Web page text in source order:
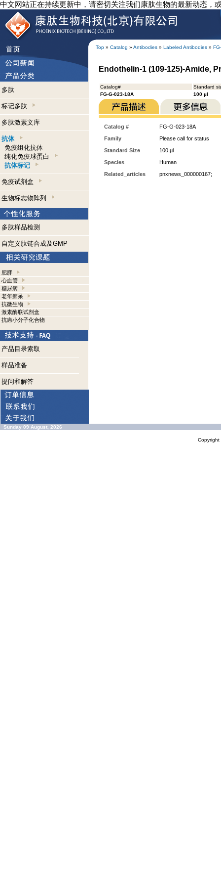
中文网站正在持续更新中，请密切关注我们康肽生物的最新动态，
Top » Catalog » Antibodies » Labeled Antibodies »
多肽
标记多肽
多肽激素文库
抗体
免疫组化抗体
纯化免疫球蛋白
抗体标记
免疫试剂盒
生物标志物阵列
多肽样品检测
自定义肽链合成及GMP
肥胖
心血管
糖尿病
老年痴呆
抗微生物
激素酶联试剂盒
抗癌小分子化合物
产品目录索取
样品准备
提问和解答
Endothelin-1 (109-125)-Amide,
Catalog#
Standard
FG-G-023-18A
100 µl
Catalog #
FG-G-023-18A
Family
Please call for status
Standard Size
100 µl
Species
Human
Related_articles
pnxnews_000000167;
Sunday 09 August, 2026